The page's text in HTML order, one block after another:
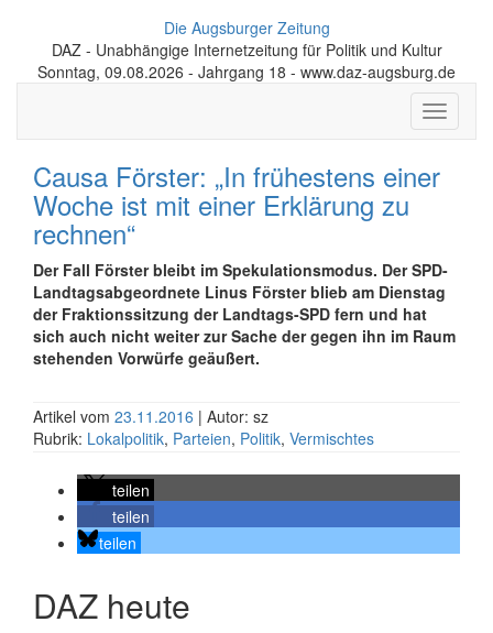
Die Augsburger Zeitung
DAZ - Unabhängige Internetzeitung für Politik und Kultur
Sonntag, 09.08.2026 - Jahrgang 18 - www.daz-augsburg.de
Toggle
Causa Förster: „In frühestens einer
Woche ist mit einer Erklärung zu
rechnen“
Der Fall Förster bleibt im Spekulationsmodus. Der SPD-
Landtagsabgeordnete Linus Förster blieb am Dienstag
der Fraktionssitzung der Landtags-SPD fern und hat
sich auch nicht weiter zur Sache der gegen ihn im Raum
stehenden Vorwürfe geäußert.
Artikel vom 23.11.2016 | Autor: sz
Rubrik: Lokalpolitik, Parteien, Politik, Vermischtes
teilen
teilen
teilen
DAZ heute